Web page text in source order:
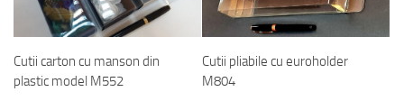
Cutii carton cu manson din
plastic model M552
Cutii pliabile cu euroholder
M804